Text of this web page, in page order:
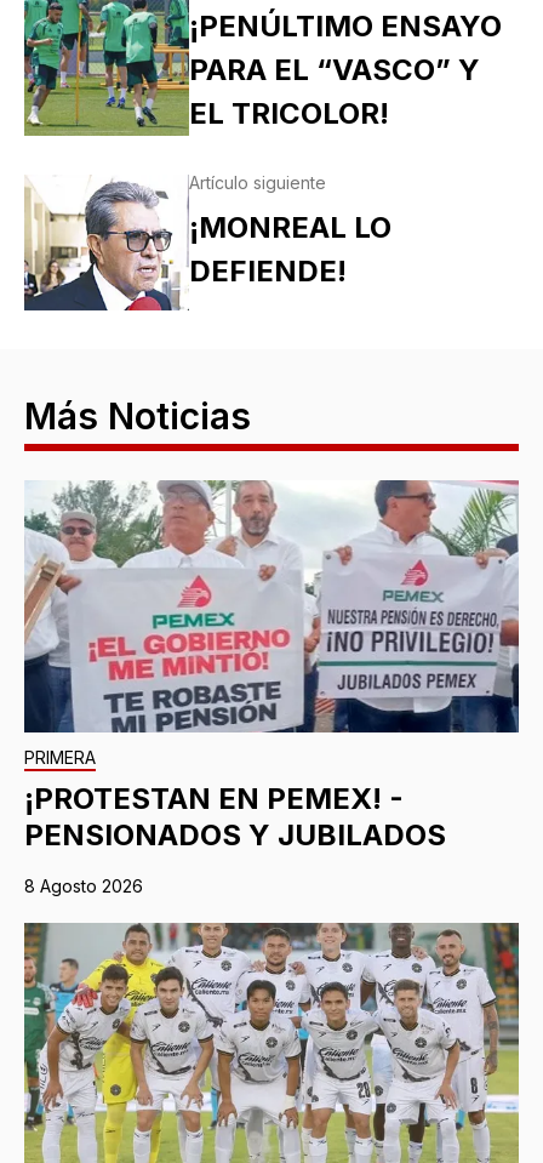
¡PENÚLTIMO ENSAYO
PARA EL “VASCO” Y
EL TRICOLOR!
Artículo siguiente
¡MONREAL LO
DEFIENDE!
Más Noticias
PRIMERA
¡PROTESTAN EN PEMEX! -
PENSIONADOS Y JUBILADOS
8 Agosto 2026